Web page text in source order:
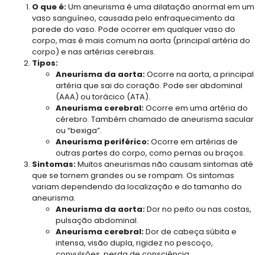
O que é:Um aneurisma é uma dilatação anormal em um
vaso sanguíneo, causada pelo enfraquecimento da
parede do vaso. Pode ocorrer em qualquer vaso do
corpo, mas é mais comum na aorta (principal artéria do
corpo) e nas artérias cerebrais.
Tipos:
Aneurisma da aorta:Ocorre na aorta, a principal
artéria que sai do coração. Pode ser abdominal
(AAA) ou torácico (ATA).
Aneurisma cerebral:Ocorre em uma artéria do
cérebro. Também chamado de aneurisma sacular
ou “bexiga”.
Aneurisma periférico:Ocorre em artérias de
outras partes do corpo, como pernas ou braços.
Sintomas:Muitos aneurismas não causam sintomas até
que se tornem grandes ou se rompam. Os sintomas
variam dependendo da localização e do tamanho do
aneurisma.
Aneurisma da aorta:Dor no peito ou nas costas,
pulsação abdominal.
Aneurisma cerebral:Dor de cabeça súbita e
intensa, visão dupla, rigidez no pescoço,